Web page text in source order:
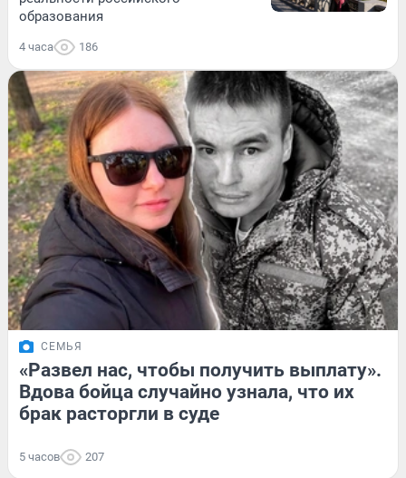
образования
4 часа 186
СЕМЬЯ
«Развел нас, чтобы получить выплату».
Вдова бойца случайно узнала, что их
брак расторгли в суде
5 часов 207